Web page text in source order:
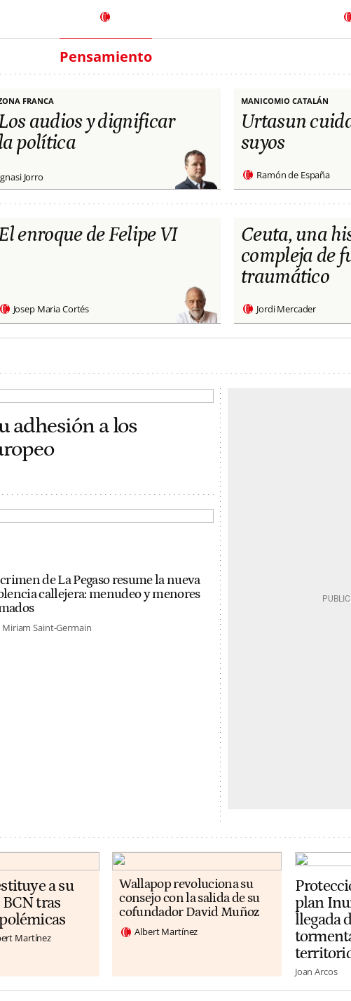
Pensamiento
FRANCA
audios y dignificar
política
Jorro
MANICOMIO CATALÁN
Urtasun
suyos
Ramón de España
enroque de Felipe VI
Josep Maria Cortés
Ceuta, una
compleja de
traumático
Jordi Mercader
adhesión a los
de La Pegaso resume la nueva
callejera: menudeo y menores
Miriam Saint-Germain
a su
tras
Martínez
Wallapop revoluciona su
consejo con la salida de su
cofundador David Muñoz
Albert Martínez
plan
llegada
Joan Arcos